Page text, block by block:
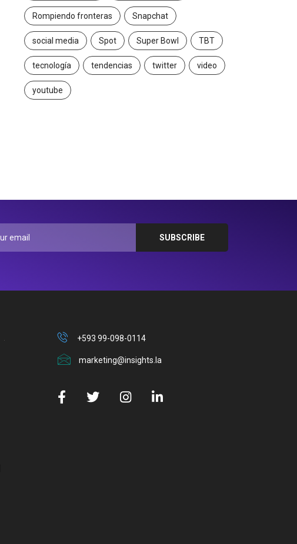
Rompiendo fronteras Snapchat
social media Spot Super Bowl TBT
tecnología tendencias twitter video
youtube
+593 99-098-0114
marketing@insights.la